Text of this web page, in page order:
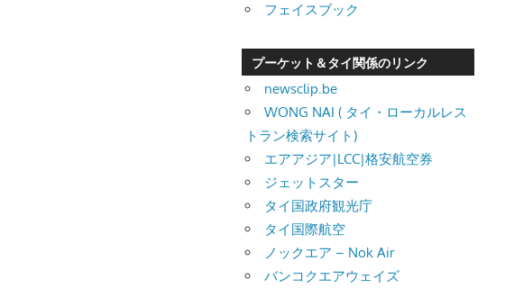
フェイスブック
プーケット＆タイ関係のリンク
newsclip.be
WONG NAI ( タイ・ローカルレス
トラン検索サイト)
エアアジア|LCC|格安航空券
ジェットスター
タイ国政府観光庁
タイ国際航空
ノックエア – Nok Air
バンコクエアウェイズ